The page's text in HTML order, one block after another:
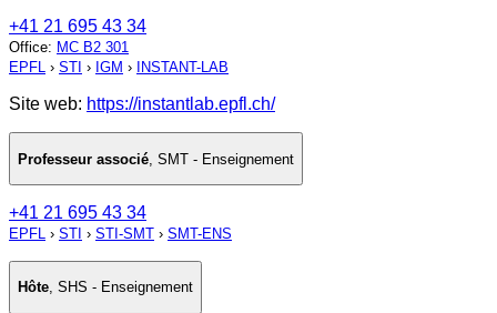
+41 21 695 43 34
Office: MC B2 301
EPFL › STI › IGM › INSTANT-LAB
Site web: https://instantlab.epfl.ch/
Professeur associé SMT - Enseignement
+41 21 695 43 34
EPFL › STI › STI-SMT › SMT-ENS
Hôte, SHS - Enseignement